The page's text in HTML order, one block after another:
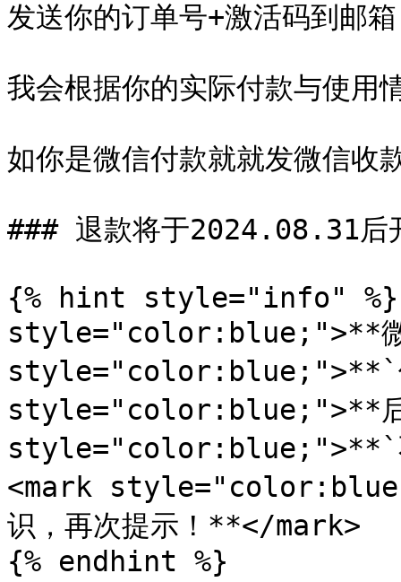
发送你的订单号+激活码到邮
我会根据你的实际付款与使用
如你是微信付款就就发微信收
### 退款将于2024.08.31后
{% hint style="info" %}
style="color:blue;">**微
style="color:blue;">**`
style="color:blue;">**后
style="color:blue;">**`不
<mark
识，再次提示！**</mark>
{% endhint %}